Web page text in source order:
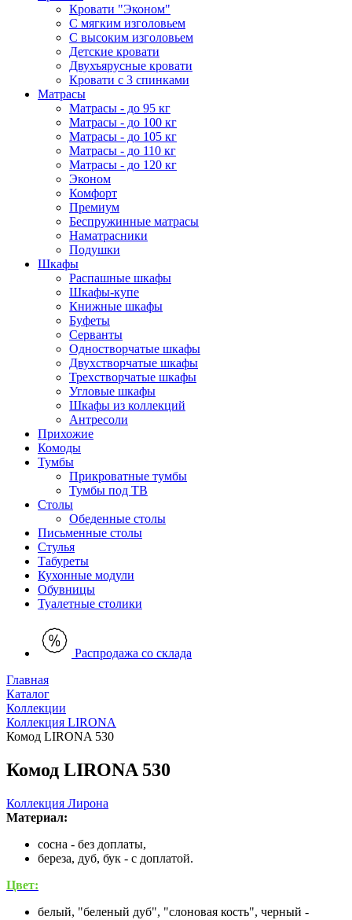
Кровати "Эконом"
С мягким изголовьем
С высоким изголовьем
Детские кровати
Двухъярусные кровати
Кровати с 3 спинками
Матрасы
Матрасы - до 95 кг
Матрасы - до 100 кг
Матрасы - до 105 кг
Матрасы - до 110 кг
Матрасы - до 120 кг
Эконом
Комфорт
Премиум
Беспружинные матрасы
Наматрасники
Подушки
Шкафы
Распашные шкафы
Шкафы-купе
Книжные шкафы
Буфеты
Серванты
Одностворчатые шкафы
Двухстворчатые шкафы
Трехстворчатые шкафы
Угловые шкафы
Шкафы из коллекций
Антресоли
Прихожие
Комоды
Тумбы
Прикроватные тумбы
Тумбы под ТВ
Столы
Обеденные столы
Письменные столы
Стулья
Табуреты
Кухонные модули
Обувницы
Туалетные столики
Распродажа со склада
Главная
Каталог
Коллекции
Коллекция LIRONA
Комод LIRONA 530
Комод LIRONA 530
Коллекция Лирона
Материал:
сосна - без доплаты,
береза, дуб, бук - с доплатой.
Цвет:
белый, "беленый дуб", "слоновая кость", черный -